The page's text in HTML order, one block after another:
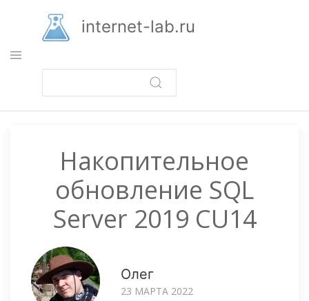
основному
содержанию
internet-lab.ru
Накопительное
обновление SQL
Server 2019 CU14
Олег
23 МАРТА 2022